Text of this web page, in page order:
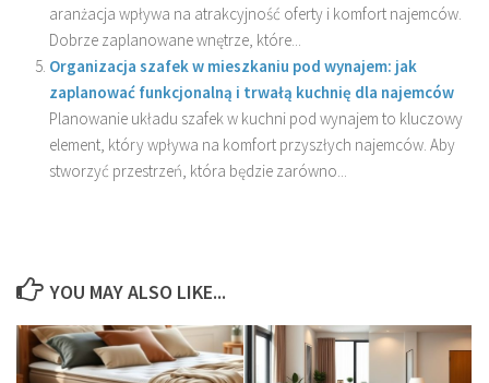
aranżacja wpływa na atrakcyjność oferty i komfort najemców.
Dobrze zaplanowane wnętrze, które...
Organizacja szafek w mieszkaniu pod wynajem: jak
zaplanować funkcjonalną i trwałą kuchnię dla najemców
Planowanie układu szafek w kuchni pod wynajem to kluczowy
element, który wpływa na komfort przyszłych najemców. Aby
stworzyć przestrzeń, która będzie zarówno...
YOU MAY ALSO LIKE...